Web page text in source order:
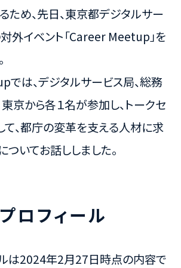
ため、先日、東京都デジタルサー
外イベント「Career Meetup」を
は、デジタルサービス局、総務
京から各１名が参加し、トークセ
て、都庁の変革を支える人材に求
ついてお話ししました。
ロフィール
は2024年2月27日時点の内容で